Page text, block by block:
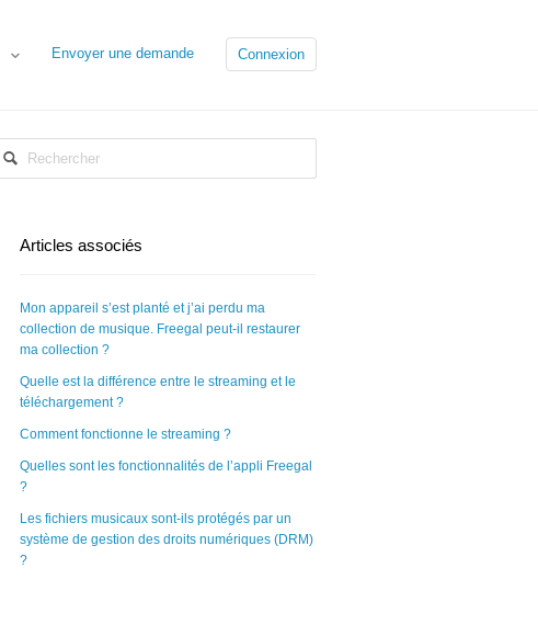
Envoyer une demande Connexion
Articles associés
Mon appareil s’est planté et j’ai perdu ma
collection de musique. Freegal peut-il restaurer
ma collection ?
Quelle est la différence entre le streaming et le
téléchargement ?
Comment fonctionne le streaming ?
Quelles sont les fonctionnalités de l’appli Freegal
?
Les fichiers musicaux sont-ils protégés par un
système de gestion des droits numériques (DRM)
?